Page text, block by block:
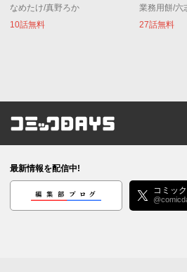
なめたけ/真野ろか
10話無料
業務用餅/六
27話無料
コミックDAYS
最新情報を配信中!
編集部ブログ コミッ